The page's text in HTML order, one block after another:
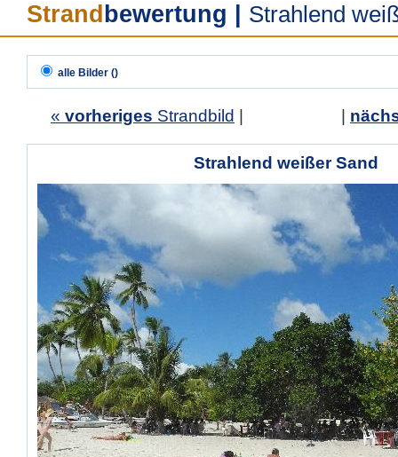
Strand bewertung Strahlend
alle Bilder ()
« vorheriges Strandbild
Strahlend weißer Sand